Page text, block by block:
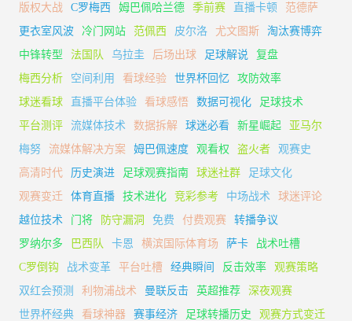
版权大战
C罗梅西 姆巴佩哈兰德 季前赛 直播卡顿
范德萨
更衣室风波
冷门网站 范佩西 皮尔洛 尤文图斯
淘汰赛博弈
中锋转型
法国队 乌拉圭 后场出球 足球解说
复盘
梅西分析
空间利用 看球经验 世界杯回忆
攻防效率
球迷看球
直播平台体验 看球感悟 数据可视化
足球技术
平台测评
流媒体技术 数据拆解 球迷必看 新星崛起
亚马尔
梅努
流媒体解决方案 姆巴佩速度 观看权 盗火者
观赛史
高清时代
历史演进 足球观赛指南 球迷社群
足球文化
观赛变迁
体育直播 技术进化 竞彩参考 中场战术
球迷评论
越位技术
门将 防守漏洞 免费 付费观赛
转播争议
罗纳尔多
巴西队 卡恩 横滨国际体育场 萨卡
战术吐槽
C罗倒钩
战术变革 平台吐槽 经典瞬间 反击效率
观赛策略
双红会预测
利物浦战术 曼联反击 英超推荐
深夜观赛
世界杯经典
看球神器 赛事经济 足球转播历史
观赛方式变迁